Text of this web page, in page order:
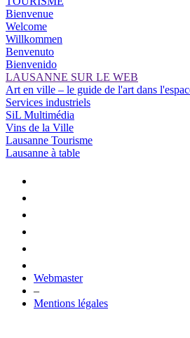
Bienvenue
Welcome
Willkommen
Benvenuto
Bienvenido
LAUSANNE SUR LE WEB
Art en ville – le guide de l'art dans
Services industriels
SiL Multimédia
Vins de la Ville
Lausanne Tourisme
Lausanne à table
Webmaster
–
Mentions légales